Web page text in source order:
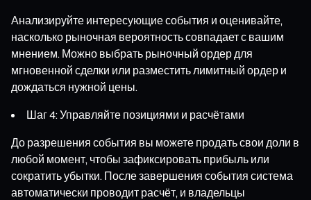
Анализируйте интересующие события и оценивайте,
насколько рыночная вероятность совпадает с вашим
мнением. Можно выбрать рыночный ордер для
мгновенной сделки или разместить лимитный ордер и
дождаться нужной цены.
Шаг 4: Управляйте позициями и расчётами
До разрешения события вы можете продать свои доли в
любой момент, чтобы зафиксировать прибыль или
сократить убытки. После завершения события система
автоматически проводит расчёт, и владельцы